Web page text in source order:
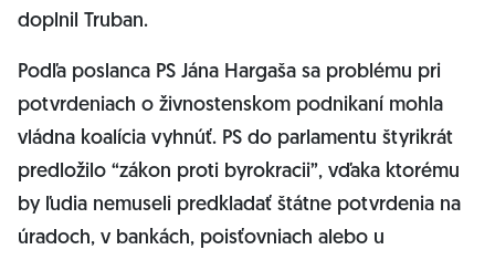
doplnil Truban.
Podľa poslanca PS Jána Hargaša sa problému pri
potvrdeniach o živnostenskom podnikaní mohla
vládna koalícia vyhnúť. PS do parlamentu štyrikrát
predložilo “zákon proti byrokracii”, vďaka ktorému
by ľudia nemuseli predkladať štátne potvrdenia na
úradoch, v bankách, poisťovniach alebo u